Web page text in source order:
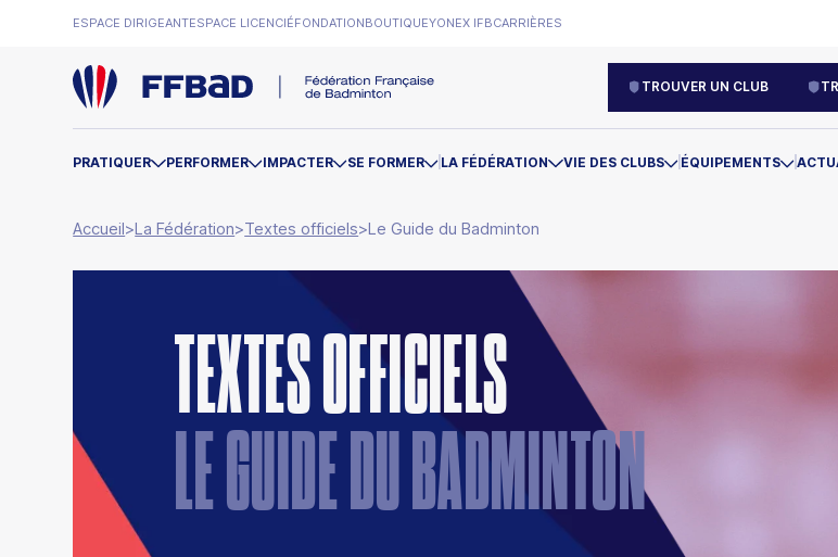
ESPACE DIRIGEANTESPACE LICENCIÉFONDATIONBOUTIQUEYONEX IFBCARRIÈRES
TROUVER UN CLUB
PRATIQUER PERFORMER IMPACTER SE FORMER LA FÉDÉRATION VIE DES CLUBS ÉQUIPEMENTS
Accueil>La Fédération>Textes officiels>Le Guide du Badminton
TEXTES OFFICIELS
LE GUIDE DU BADMINTON